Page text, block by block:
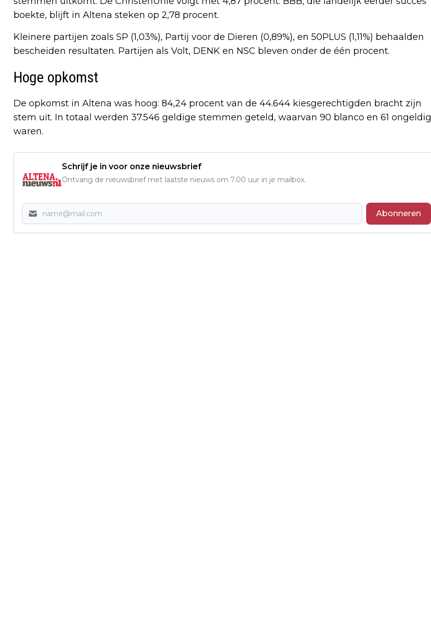
boekte, blijft in Altena steken op 2,78 procent.
Kleinere partijen zoals SP (1,03%), Partij voor de Dieren (0,89%), en 50PLUS (1,11%) behaalden
bescheiden resultaten. Partijen als Volt, DENK en NSC bleven onder de één procent.
Hoge opkomst
De opkomst in Altena was hoog: 84,24 procent van de 44.644 kiesgerechtigden bracht zijn
stem uit. In totaal werden 37.546 geldige stemmen geteld, waarvan 90 blanco en 61 ongeldig
waren.
Schrijf je in voor onze nieuwsbrief
Ontvang de nieuwsbrief met laatste nieuws om 7.00 uur in je mailbox.
Abonneren